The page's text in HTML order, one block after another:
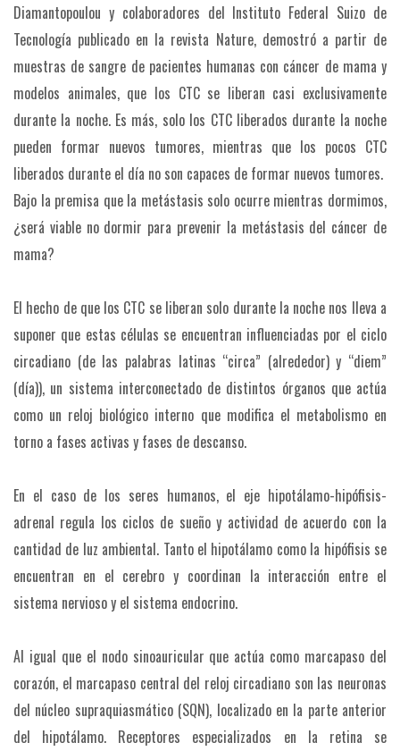
Diamantopoulou y colaboradores del Instituto Federal Suizo de
Tecnología publicado en la revista Nature, demostró a partir de
muestras de sangre de pacientes humanas con cáncer de mama y
modelos animales, que los CTC se liberan casi exclusivamente
durante la noche. Es más, solo los CTC liberados durante la noche
pueden formar nuevos tumores, mientras que los pocos CTC
liberados durante el día no son capaces de formar nuevos tumores.
Bajo la premisa que la metástasis solo ocurre mientras dormimos,
¿será viable no dormir para prevenir la metástasis del cáncer de
mama?
El hecho de que los CTC se liberan solo durante la noche nos lleva a
suponer que estas células se encuentran influenciadas por el ciclo
circadiano (de las palabras latinas “circa” (alrededor) y “diem”
(día)), un sistema interconectado de distintos órganos que actúa
como un reloj biológico interno que modifica el metabolismo en
torno a fases activas y fases de descanso.
En el caso de los seres humanos, el eje hipotálamo-hipófisis-
adrenal regula los ciclos de sueño y actividad de acuerdo con la
cantidad de luz ambiental. Tanto el hipotálamo como la hipófisis se
encuentran en el cerebro y coordinan la interacción entre el
sistema nervioso y el sistema endocrino.
Al igual que el nodo sinoauricular que actúa como marcapaso del
corazón, el marcapaso central del reloj circadiano son las neuronas
del núcleo supraquiasmático (SQN), localizado en la parte anterior
del hipotálamo. Receptores especializados en la retina se